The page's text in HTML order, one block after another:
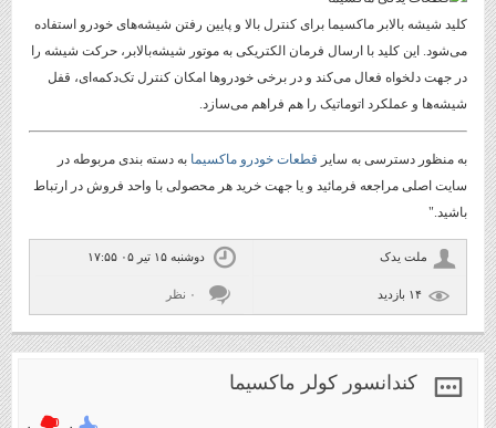
کلید شیشه بالابر ماکسیما برای کنترل بالا و پایین رفتن شیشه‌های خودرو استفاده
می‌شود. این کلید با ارسال فرمان الکتریکی به موتور شیشه‌بالابر، حرکت شیشه را
در جهت دلخواه فعال می‌کند و در برخی خودروها امکان کنترل تک‌دکمه‌ای، قفل
شیشه‌ها و عملکرد اتوماتیک را هم فراهم می‌سازد.
به منظور دسترسی به سایر قطعات خودرو ماکسیما به دسته بندی مربوطه در
سایت اصلی مراجعه فرمائید و یا جهت خرید هر محصولی با واحد فروش در ارتباط
باشید."
ملت یدک دوشنبه ۱۵ تیر ۰۵ ۱۷:۵۵
۰ نظر
کندانسور کولر ماکسیما